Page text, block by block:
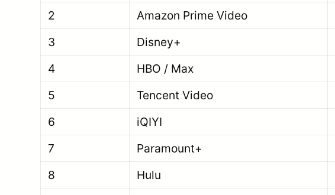
2
Amazon Prime Video
3
Disney+
4
HBO / Max
5
Tencent Video
6
iQIYI
7
Paramount+
8
Hulu